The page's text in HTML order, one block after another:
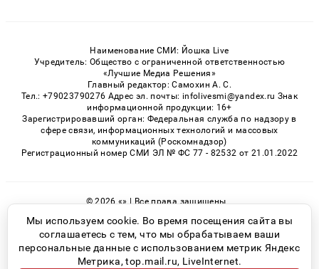
Наименование СМИ: Йошка Live
Учредитель: Общество с ограниченной ответственностью
«Лучшие Медиа Решения»
Главный редактор: Самохин А. С.
Тел.: +79023790276 Адрес эл. почты: infolivesmi@yandex.ru Знак
информационной продукции: 16+
Зарегистрировавший орган: Федеральная служба по надзору в
сфере связи, информационных технологий и массовых
коммуникаций (Роскомнадзор)
Регистрационный номер СМИ ЭЛ № ФС 77 - 82532 от 21.01.2022
© 2026 «» | Все права защищены
Возрастная категория сайта 16+
Политика конфиденциальности
Мы используем cookie. Во время посещения сайта вы
соглашаетесь с тем, что мы обрабатываем ваши
персональные данные с использованием метрик Яндекс
Метрика, top.mail.ru, LiveInternet.